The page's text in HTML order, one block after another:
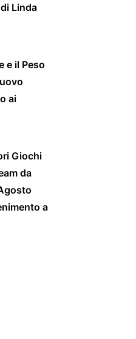
Linda
e il Peso
ai
Giochi
da
a